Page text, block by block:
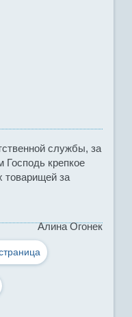
службы, за
Господь крепкое
товарищей за
Алина Огонек